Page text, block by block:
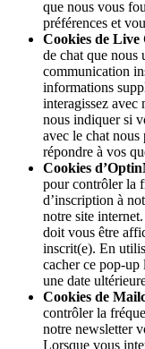
que nous vous
préférences et
Cookies de Live
de chat que
communication
informations
interagissez avec
nous indiquer si
avec le chat nous
répondre à vos
Cookies
pour contrôler la
d’inscription à
notre site
doit vous être
inscrit(e). En
cacher ce pop-
une date
Cookies de
contrôler la
notre newsletter
Lorsque vous